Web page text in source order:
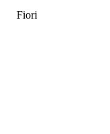
Fiori